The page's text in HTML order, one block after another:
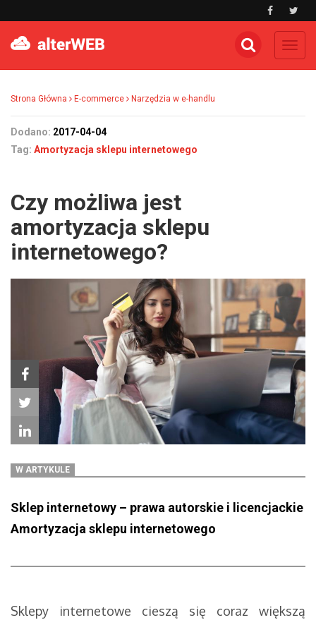
Strona Główna E-commerce Narzędzia w e-handlu
Dodano: 2017-04-04
Tag: Amortyzacja sklepu internetowego
Czy możliwa jest
amortyzacja sklepu
internetowego?
W ARTYKULE
Sklep internetowy – prawa autorskie i licencjackie
Amortyzacja sklepu internetowego
Sklepy internetowe cieszą się coraz większą